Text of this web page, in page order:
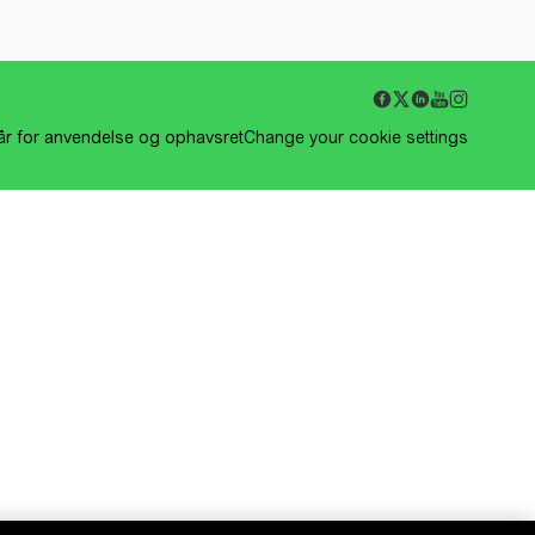
for anvendelse og ophavsretChange your cookie settings